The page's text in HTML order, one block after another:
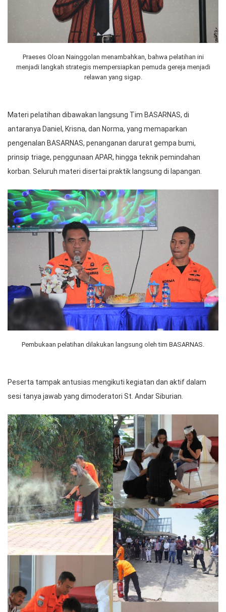
Praeses Oloan Nainggolan menambahkan, bahwa pelatihan ini
menjadi langkah strategis mempersiapkan pemuda gereja menjadi
relawan yang sigap.
Materi pelatihan dibawakan langsung Tim BASARNAS, di
antaranya Daniel, Krisna, dan Norma, yang memaparkan
pengenalan BASARNAS, penanganan darurat gempa bumi,
prinsip triage, penggunaan APAR, hingga teknik pemindahan
korban. Seluruh materi disertai praktik langsung di lapangan.
Pembukaan pelatihan dilakukan langsung oleh tim BASARNAS.
Peserta tampak antusias mengikuti kegiatan dan aktif dalam
sesi tanya jawab yang dimoderatori St. Andar Siburian.